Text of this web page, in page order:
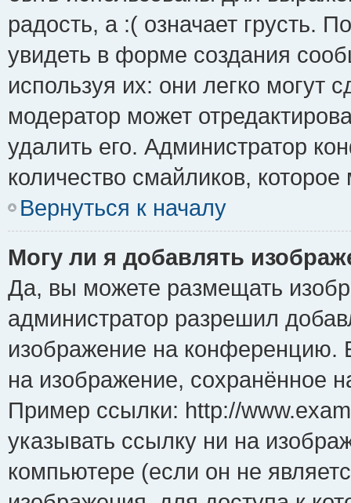
радость, а :( означает грусть.
увидеть в форме создания
используя их: они легко могут
модератор может
удалить его. Администратор
количество смайликов,
Вернуться к началу
Могу ли я добавлять
Да, вы можете размещать
администратор разрешил
изображение на конференцию.
на изображение, сохранённое
Пример ссылки: http://
указывать ссылку ни на
компьютере (если он не